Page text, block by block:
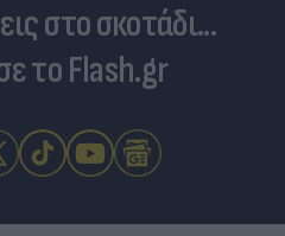
στο σκοτάδι...
το Flash.gr